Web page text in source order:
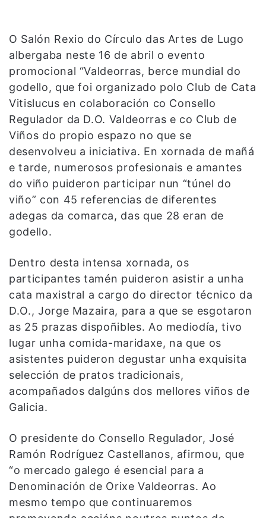
O Salón Rexio do Círculo das Artes de Lugo
albergaba neste 16 de abril o evento
promocional “Valdeorras, berce mundial do
godello, que foi organizado polo Club de Cata
Vitislucus en colaboración co Consello
Regulador da D.O. Valdeorras e co Club de
Viños do propio espazo no que se
desenvolveu a iniciativa. En xornada de mañá
e tarde, numerosos profesionais e amantes
do viño puideron participar nun “túnel do
viño” con 45 referencias de diferentes
adegas da comarca, das que 28 eran de
godello.
Dentro desta intensa xornada, os
participantes tamén puideron asistir a unha
cata maxistral a cargo do director técnico da
D.O., Jorge Mazaira, para a que se esgotaron
as 25 prazas dispoñibles. Ao mediodía, tivo
lugar unha comida-maridaxe, na que os
asistentes puideron degustar unha exquisita
selección de pratos tradicionais,
acompañados dalgúns dos mellores viños de
Galicia.
O presidente do Consello Regulador, José
Ramón Rodríguez Castellanos, afirmou, que
“o mercado galego é esencial para a
Denominación de Orixe Valdeorras. Ao
mesmo tempo que continuaremos